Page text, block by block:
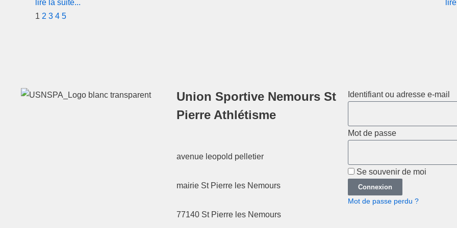
lire la suite...
1 2 3 4 5
Union Sportive Nemours St
Pierre Athlétisme
avenue leopold pelletier
mairie St Pierre les Nemours
77140 St Pierre les Nemours
Identifiant ou adresse e-mail
Mot de passe
Se souvenir de moi
Connexion
Mot de passe perdu ?